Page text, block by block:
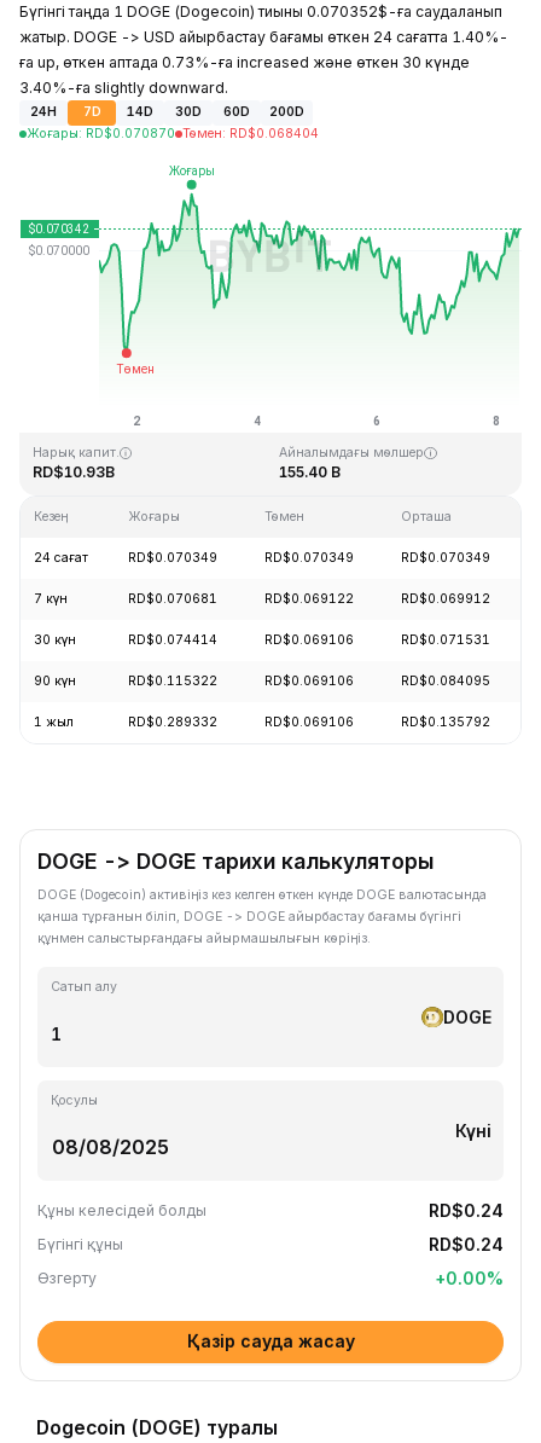
Бүгінгі таңда 1 DOGE (Dogecoin) тиыны 0.070352$-ға саудаланып
жатыр. DOGE -> USD айырбастау бағамы өткен 24 сағатта 1.40%-
ға up, өткен аптада 0.73%-ға increased және өткен 30 күнде
3.40%-ға slightly downward.
24H 7D 14D 30D 60D
200D
Жоғары: RD$0.070870 Төмен: RD$0.068404
Соңғы жаңарту: 2026-08-08, 09:16 GMT+0
RD$0.000087
Нарық капит.
RD$10.93B
Айналымдағы мөлшер
155.40 B
Кезең Жоғары Төмен Орташа
24 сағат RD$0.070349 RD$0.070349 RD$0.070349
7 күн RD$0.070681 RD$0.069122 RD$0.069912
30 күн RD$0.074414 RD$0.069106 RD$0.071531
90 күн RD$0.115322 RD$0.069106 RD$0.084095
1 жыл RD$0.289332 RD$0.069106 RD$0.135792
DOGE -> DOGE тарихи калькуляторы
DOGE (Dogecoin) активіңіз кез келген өткен күнде DOGE валютасында
қанша тұрғанын біліп, DOGE -> DOGE айырбастау бағамы бүгінгі
құнмен салыстырғандағы айырмашылығын көріңіз.
Сатып алу
DOGE
Қосулы
Күні
Құны келесідей болды RD$0.24
Бүгінгі құны RD$0.24
Өзгерту +0.00%
Қазір сауда жасау
Dogecoin (DOGE) туралы